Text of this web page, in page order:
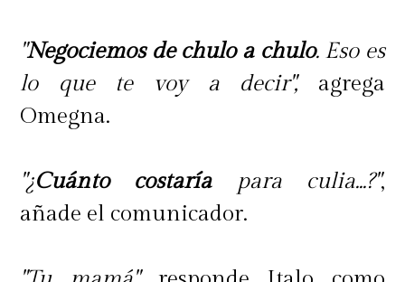
"Negociemos de chulo a chulo. Eso es
lo que te voy a decir",agrega
Omegna.
"¿Cuánto costaríapara culia...?",
añade el comunicador.